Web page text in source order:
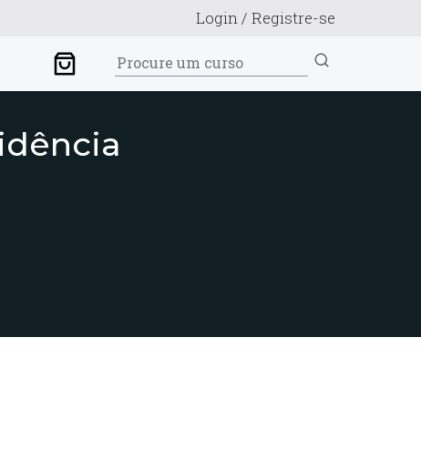
Login / Registre-se